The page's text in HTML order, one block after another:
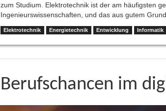
zum Studium. Elektrotechnik ist der am häufigsten
Ingenieurswissenschaften, und das aus gutem
Elektrotechnik Energietechnik Entwicklung Informatik
Berufschancen im